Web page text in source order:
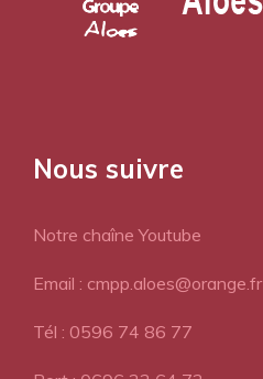
Nous suivre
Notre chaîne Youtube
Email : cmpp.aloes@orange.fr
Tél : 0596 74 86 77